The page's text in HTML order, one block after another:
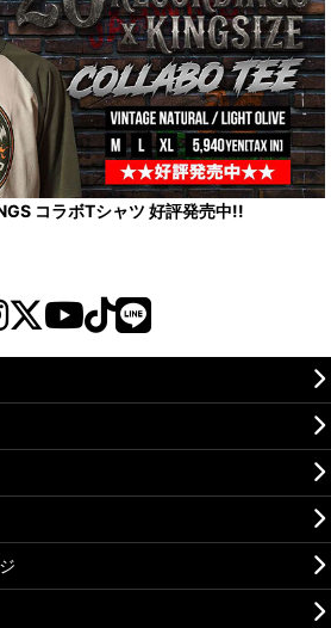
コラボTシャツ 好評発売中!!